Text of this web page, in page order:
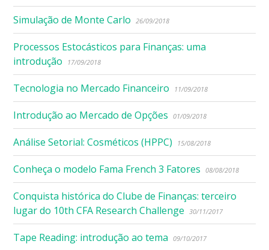
Simulação de Monte Carlo 26/09/2018
Processos Estocásticos para Finanças: uma
introdução
17/09/2018
Tecnologia no Mercado Financeiro 11/09/2018
Introdução ao Mercado de Opções 01/09/2018
Análise Setorial: Cosméticos (HPPC) 15/08/2018
Conheça o modelo Fama French 3 Fatores 08/08/2018
Conquista histórica do Clube de Finanças: terceiro
lugar do 10th CFA Research Challenge
30/11/2017
Tape Reading: introdução ao tema 09/10/2017